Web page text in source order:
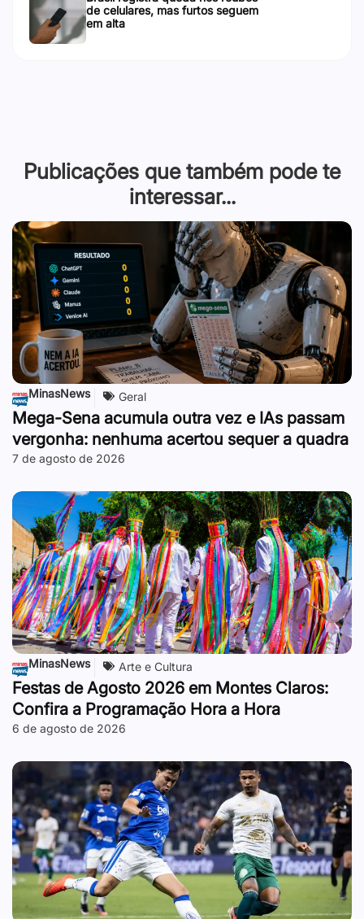
de celulares, mas furtos seguem
em alta
Publicações que também pode te
interessar...
MinasNews Geral
Mega-Sena acumula outra vez e IAs passam
vergonha: nenhuma acertou sequer a quadra
7 de agosto de 2026
MinasNews Arte e Cultura
Festas de Agosto 2026 em Montes Claros:
Confira a Programação Hora a Hora
6 de agosto de 2026